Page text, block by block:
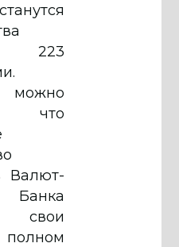
223
что
Валют-
свои